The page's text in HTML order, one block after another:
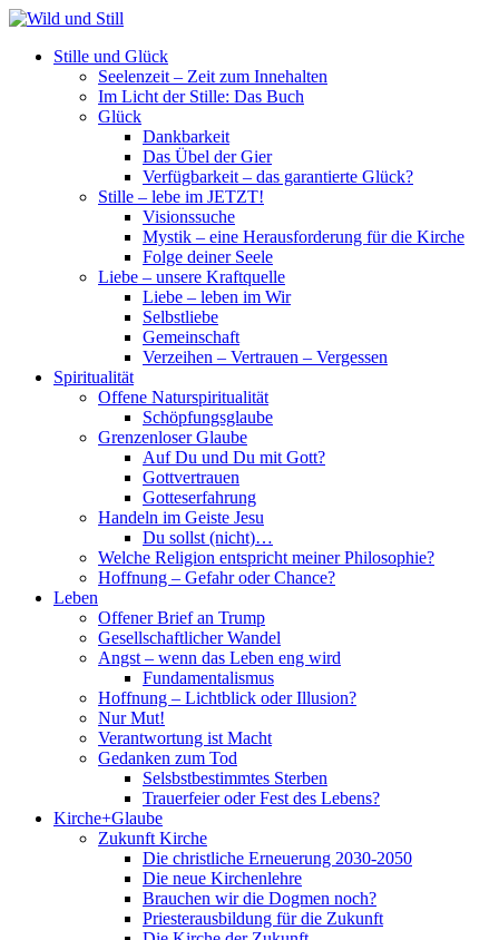
Stille und Glück
Seelenzeit – Zeit zum Innehalten
Im Licht der Stille: Das Buch
Glück
Dankbarkeit
Das Übel der Gier
Verfügbarkeit – das garantierte Glück?
Stille – lebe im JETZT!
Visionssuche
Mystik – eine Herausforderung für die Kirche
Folge deiner Seele
Liebe – unsere Kraftquelle
Liebe – leben im Wir
Selbstliebe
Gemeinschaft
Verzeihen – Vertrauen – Vergessen
Spiritualität
Offene Naturspiritualität
Schöpfungsglaube
Grenzenloser Glaube
Auf Du und Du mit Gott?
Gottvertrauen
Gotteserfahrung
Handeln im Geiste Jesu
Du sollst (nicht)…
Welche Religion entspricht meiner Philosophie?
Hoffnung – Gefahr oder Chance?
Leben
Offener Brief an Trump
Gesellschaftlicher Wandel
Angst – wenn das Leben eng wird
Fundamentalismus
Hoffnung – Lichtblick oder Illusion?
Nur Mut!
Verantwortung ist Macht
Gedanken zum Tod
Selsbstbestimmtes Sterben
Trauerfeier oder Fest des Lebens?
Kirche+Glaube
Zukunft Kirche
Die christliche Erneuerung 2030-2050
Die neue Kirchenlehre
Brauchen wir die Dogmen noch?
Priesterausbildung für die Zukunft